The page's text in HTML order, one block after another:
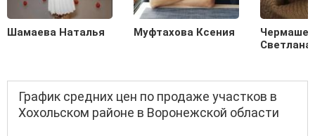
Шамаева Наталья Муфтахова Ксения
Светлана
График средних цен по продаже участков в
Хохольском районе в Воронежской области